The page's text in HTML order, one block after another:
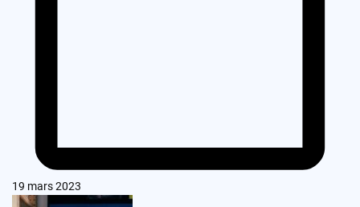
19 mars 2023